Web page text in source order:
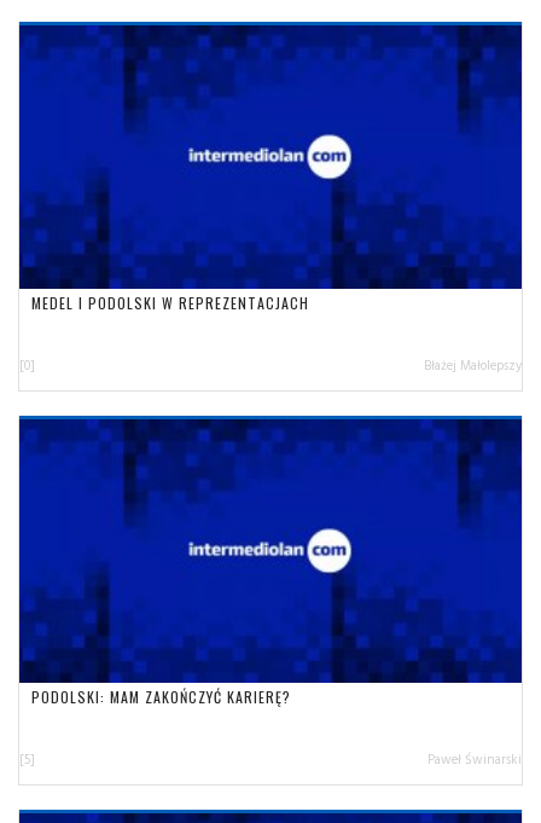
MEDEL I PODOLSKI W REPREZENTACJACH
[0] Błażej Małolepszy
PODOLSKI: MAM ZAKOŃCZYĆ KARIERĘ?
[5] Paweł Świnarski